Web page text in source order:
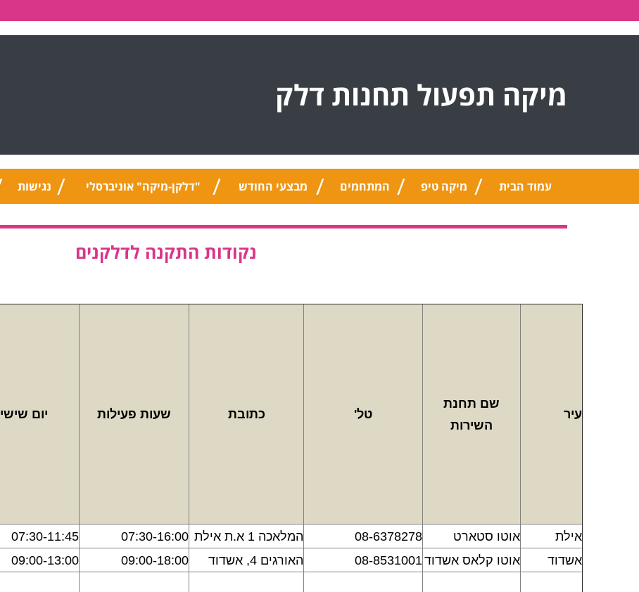
מיקה תפעול תחנות דלק
עמוד הבית מיקה טיפ המתחמים מבצעי החודש "דלקן-מיקה" אוניברסלי נגישות
נקודות התקנה לדלקנים
עיר
שם תחנת
השירות
טל' כתובת שעות פעילות יום שישי
אילת
אוטו סטארט 08-6378278 המלאכה 1 א.ת אילת 07:30-16:00
07:30-11:45
אשדוד
אוטו קלאס אשדוד08-8531001 האורגים 4, אשדוד 09:00-18:00
09:00-13:00